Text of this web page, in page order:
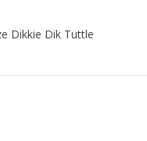
Dikkie Dik Tuttle